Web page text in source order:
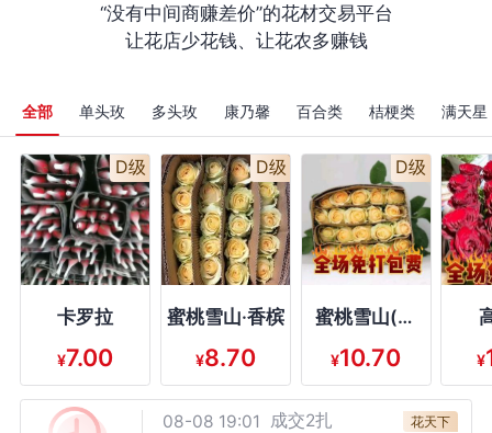
“没有中间商赚差价”的花材交易平台
让花店少花钱、让花农多赚钱
全部 单头玫 多头玫 康乃馨 百合类 桔梗类 满天星
卡罗拉
¥7.00
D级
蜜桃雪山·香槟
¥8.70
D级
蜜桃雪山(香
¥10.70
D级
¥
08-08 19:01 成交2扎 烁烁花卉
黄莺（C级） ¥5.27/扎
08-08 19:01 成交2扎 花天下